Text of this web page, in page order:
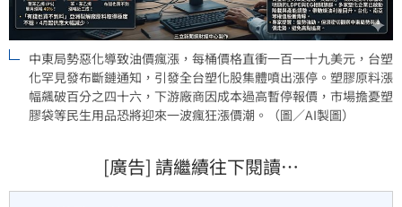
中東局勢惡化導致油價瘋漲，每桶價格直衝一百一十九美元，台塑
化罕見發布斷鏈通知，引發全台塑化股集體噴出漲停。塑膠原料漲
幅飆破百分之四十六，下游廠商因成本過高暫停報價，市場擔憂塑
膠袋等民生用品恐將迎來一波瘋狂漲價潮。（圖／AI製圖）
[廣告] 請繼續往下閱讀…